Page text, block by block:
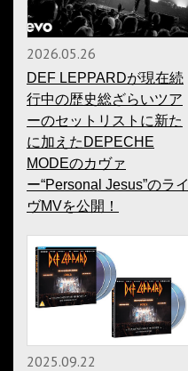
2026.05.26
DEF LEPPARDが現在続
行中の歴史総ざらいツア
ーのセットリストに新た
に加えたDEPECHE
MODEのカヴァ
ー“Personal Jesus”のライ
ヴMVを公開！
2025.09.22